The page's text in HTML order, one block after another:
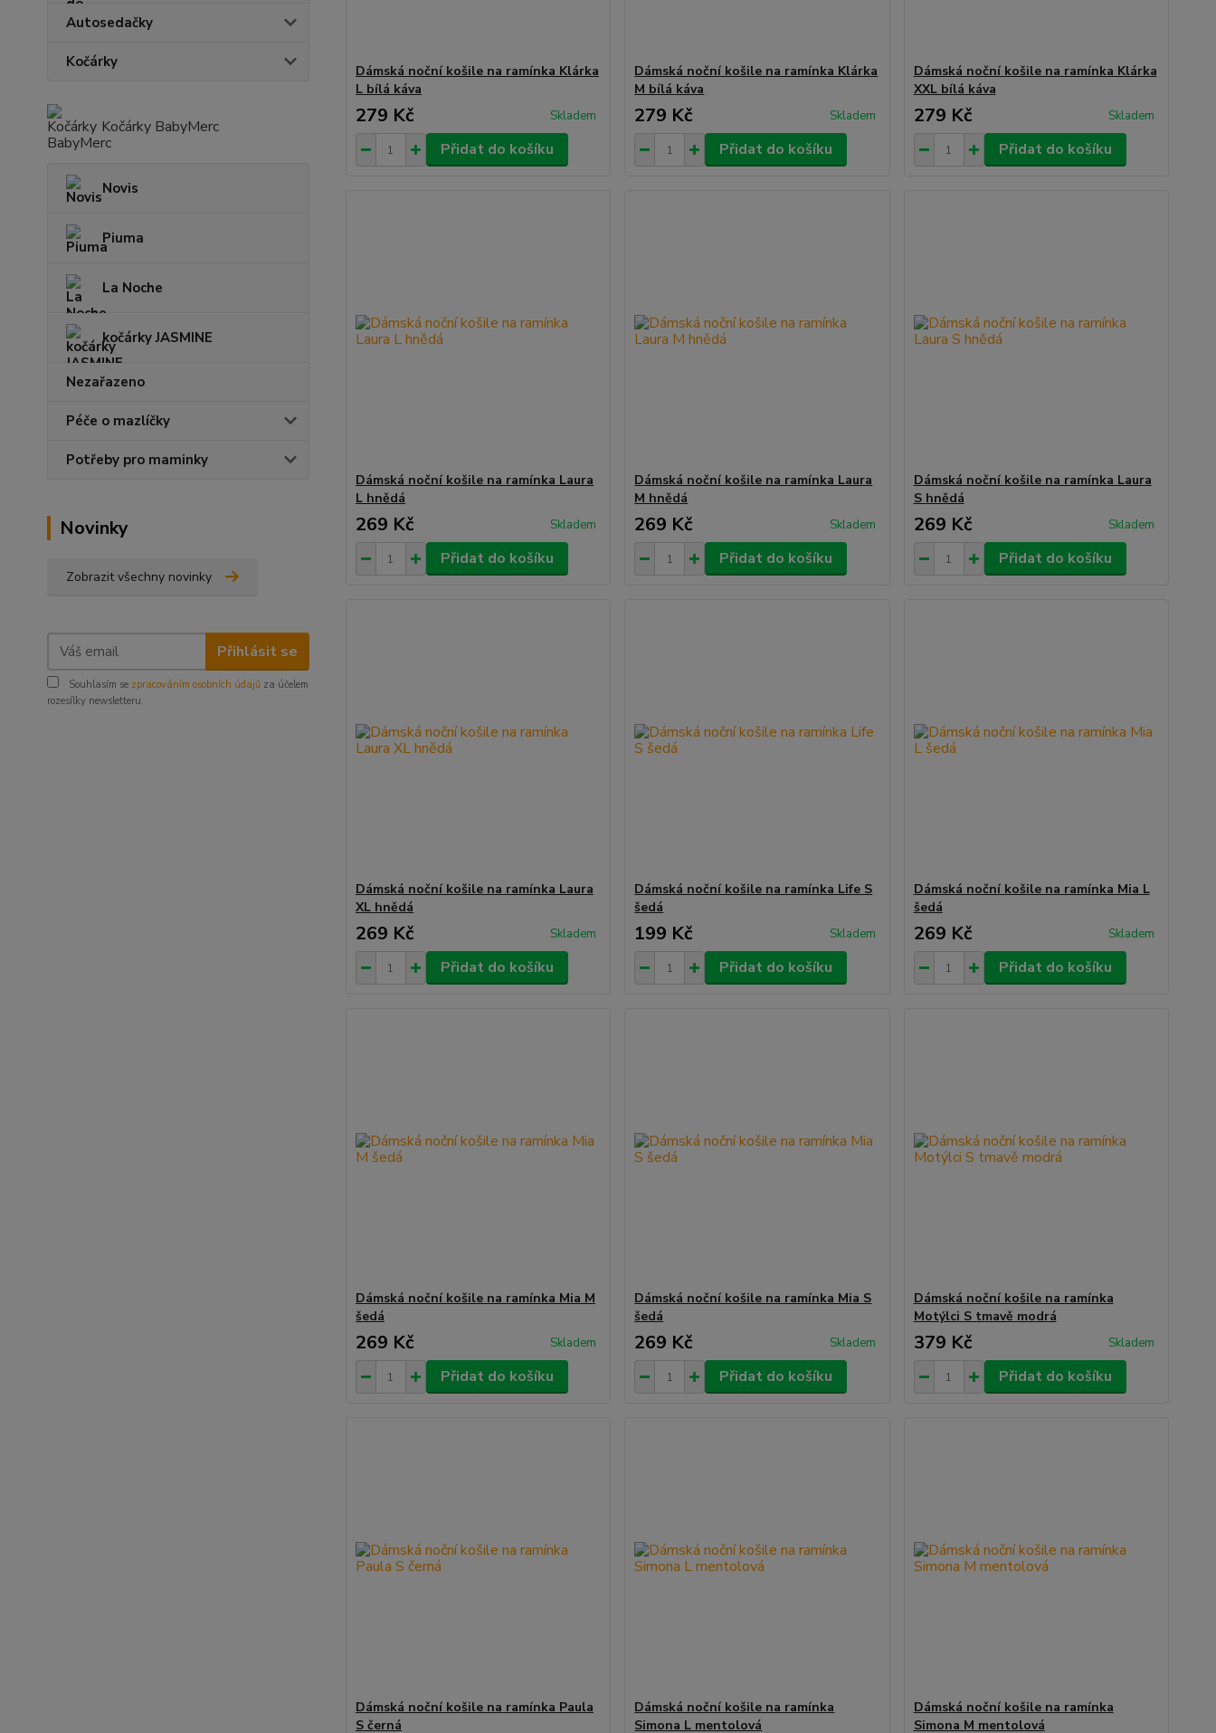
Autosedačky
Kočárky
Kočárky BabyMerc
Novis
Piuma
La Noche
kočárky JASMINE
Nezařazeno
Péče o mazlíčky
Potřeby pro maminky
Novinky
Zobrazit všechny novinky
Přihlásit se
Souhlasím se zpracováním osobních údajů za účelem
rozesílky newsletteru.
Dámská noční košile na ramínka Klárka
L bílá káva
279 Kč Skladem
Přidat do košíku
Dámská noční košile na ramínka Klárka
M bílá káva
279 Kč Skladem
Přidat do košíku
Dámská noční košile na ramínka Klárka
XXL bílá káva
279 Kč Skladem
Přidat do košíku
Dámská noční košile na ramínka Laura
L hnědá
269 Kč Skladem
Přidat do košíku
Dámská noční košile na ramínka Laura
M hnědá
269 Kč Skladem
Přidat do košíku
Dámská noční košile na ramínka Laura
S hnědá
269 Kč Skladem
Přidat do košíku
Dámská noční košile na ramínka Laura
XL hnědá
269 Kč Skladem
Přidat do košíku
Dámská noční košile na ramínka Life S
šedá
199 Kč Skladem
Přidat do košíku
Dámská noční košile na ramínka Mia L
šedá
269 Kč Skladem
Přidat do košíku
Dámská noční košile na ramínka Mia M
šedá
269 Kč Skladem
Přidat do košíku
Dámská noční košile na ramínka Mia S
šedá
269 Kč Skladem
Přidat do košíku
Dámská noční košile na ramínka
Motýlci S tmavě modrá
379 Kč Skladem
Přidat do košíku
Dámská noční košile na ramínka Paula
S černá
Dámská noční košile na ramínka
Simona L mentolová
Dámská noční košile na ramínka
Simona M mentolová